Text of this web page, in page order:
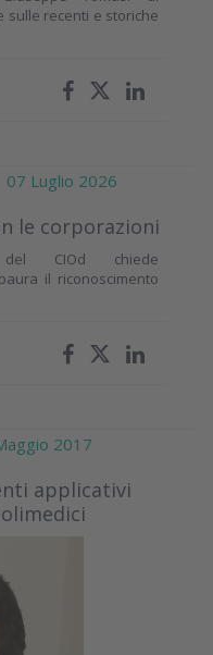
sulle recenti e storiche
Luglio 2026
le corporazioni
CIOd chiede
il riconoscimento
2017
applicativi